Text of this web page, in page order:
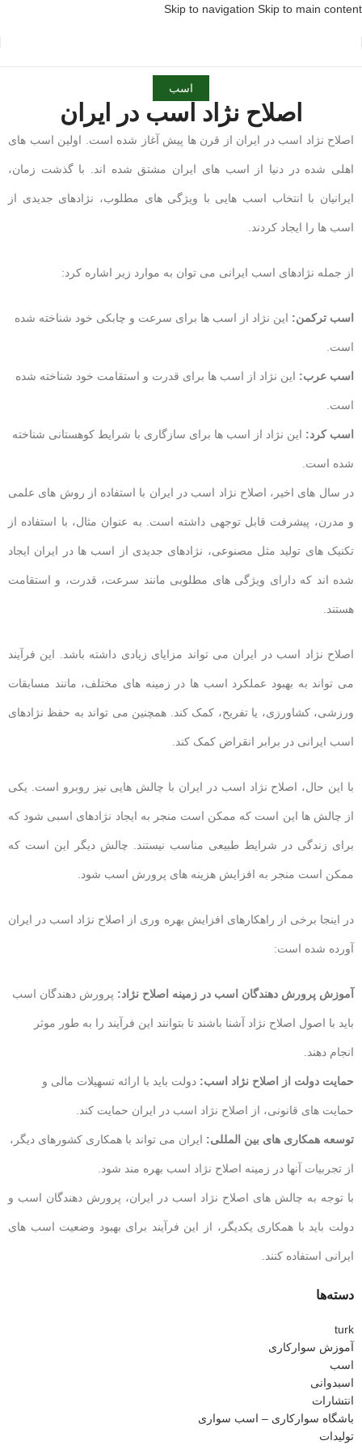
Skip to navigation Skip to main content
اسب
اصلاح نژاد اسب در ایران
اصلاح نژاد اسب در ایران از قرن ها پیش آغاز شده است. اولین اسب های
اهلی شده در دنیا از اسب های ایران مشتق شده اند. با گذشت زمان،
ایرانیان با انتخاب اسب هایی با ویژگی های مطلوب، نژادهای جدیدی از
اسب ها را ایجاد کردند.
از جمله نژادهای اسب ایرانی می توان به موارد زیر اشاره کرد:
اسب ترکمن: این نژاد از اسب ها برای سرعت و چابکی خود شناخته شده
است.
اسب عرب: این نژاد از اسب ها برای قدرت و استقامت خود شناخته شده
است.
اسب کرد: این نژاد از اسب ها برای سازگاری با شرایط کوهستانی شناخته
شده است.
در سال های اخیر، اصلاح نژاد اسب در ایران با استفاده از روش های علمی
و مدرن، پیشرفت قابل توجهی داشته است. به عنوان مثال، با استفاده از
تکنیک های تولید مثل مصنوعی، نژادهای جدیدی از اسب ها در ایران ایجاد
شده اند که دارای ویژگی های مطلوبی مانند سرعت، قدرت، و استقامت
هستند.
اصلاح نژاد اسب در ایران می تواند مزایای زیادی داشته باشد. این فرآیند
می تواند به بهبود عملکرد اسب ها در زمینه های مختلف، مانند مسابقات
ورزشی، کشاورزی، یا تفریح، کمک کند. همچنین می تواند به حفظ نژادهای
اسب ایرانی در برابر انقراض کمک کند.
با این حال، اصلاح نژاد اسب در ایران با چالش هایی نیز روبرو است. یکی
از چالش ها این است که ممکن است منجر به ایجاد نژادهای اسبی شود که
برای زندگی در شرایط طبیعی مناسب نیستند. چالش دیگر این است که
ممکن است منجر به افزایش هزینه های پرورش اسب شود.
در اینجا برخی از راهکارهای افزایش بهره وری از اصلاح نژاد اسب در ایران
آورده شده است:
آموزش پرورش دهندگان اسب در زمینه اصلاح نژاد: پرورش دهندگان اسب
باید با اصول اصلاح نژاد آشنا باشند تا بتوانند این فرآیند را به طور موثر
انجام دهند.
حمایت دولت از اصلاح نژاد اسب: دولت باید با ارائه تسهیلات مالی و
حمایت های قانونی، از اصلاح نژاد اسب در ایران حمایت کند.
توسعه همکاری های بین المللی: ایران می تواند با همکاری کشورهای دیگر،
از تجربیات آنها در زمینه اصلاح نژاد اسب بهره مند شود.
با توجه به چالش های اصلاح نژاد اسب در ایران، پرورش دهندگان اسب و
دولت باید با همکاری یکدیگر، از این فرآیند برای بهبود وضعیت اسب های
ایرانی استفاده کنند.
دسته‌ها
turk
آموزش سوارکاری
اسب
اسبدوانی
انتشارات
باشگاه سوارکاری – اسب سواری
تولیدات